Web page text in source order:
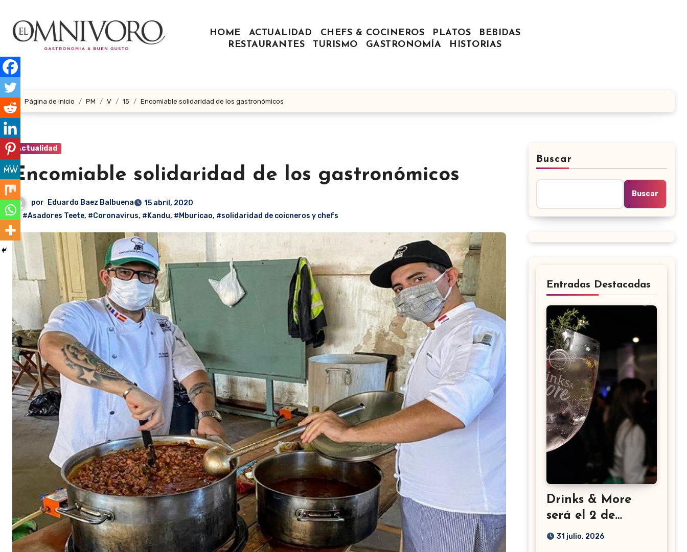
contenido
HOME ACTUALIDAD CHEFS & COCINEROS PLATOS
BEBIDAS
RESTAURANTES
TURISMO GASTRONOMÍA HISTORIAS
Página de inicio PM V 15 Encomiable solidaridad de los gastronómicos
Actualidad
Encomiable solidaridad de los gastronómicos
por Eduardo Baez Balbuena
15 abril, 2020
#Asadores Teete, #Coronavirus, #Kandu, #Mburicao, #solidaridad de coicneros y chefs
Buscar
Buscar
Entradas Destacadas
Drinks & More
será el 2 de
setiembre en el
31 julio, 2026